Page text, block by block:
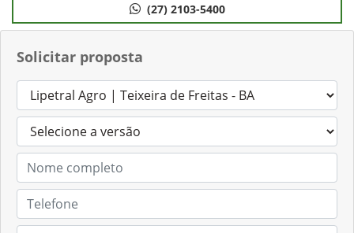
Solicitar proposta
(27) 2103-5400